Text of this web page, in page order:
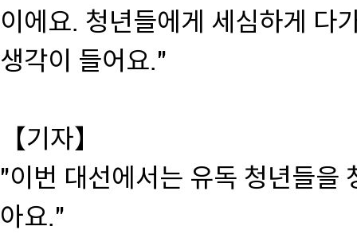
이에요. 청년들에게 세심하게 다
생각이 들어요."
【기자】
"이번 대선에서는 유독 청년들을
아요."